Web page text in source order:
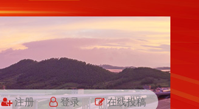
注册 登录 在线投稿